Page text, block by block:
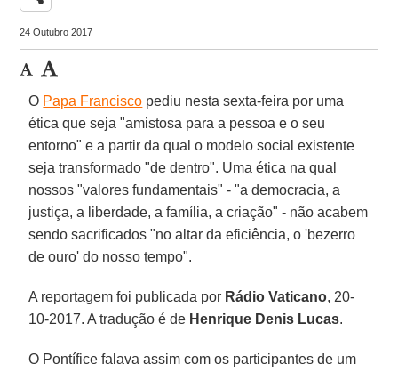
24 Outubro 2017
O Papa Francisco pediu nesta sexta-feira por uma
ética que seja "amistosa para a pessoa e o seu
entorno" e a partir da qual o modelo social existente
seja transformado "de dentro". Uma ética na qual
nossos "valores fundamentais" - "a democracia, a
justiça, a liberdade, a família, a criação" - não acabem
sendo sacrificados "no altar da eficiência, o 'bezerro
de ouro' do nosso tempo".
A reportagem foi publicada por Rádio Vaticano, 20-
10-2017. A tradução é de Henrique Denis Lucas.
O Pontífice falava assim com os participantes de um